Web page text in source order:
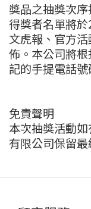
獎品之抽獎次
得獎者名單將
文虎報、官方
佈。本公司將
記的手提電話
免責聲明
本次抽獎活動
有限公司保留